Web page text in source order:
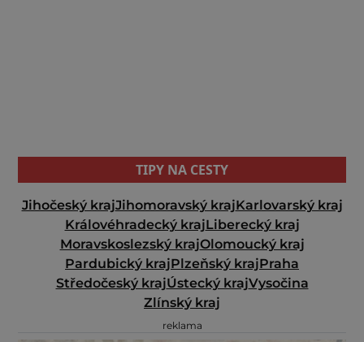
TIPY NA CESTY
Jihočeský krajJihomoravský krajKarlovarský kraj
Královéhradecký krajLiberecký kraj
Moravskoslezský krajOlomoucký kraj
Pardubický krajPlzeňský krajPraha
Středočeský krajÚstecký krajVysočina
Zlínský kraj
reklama